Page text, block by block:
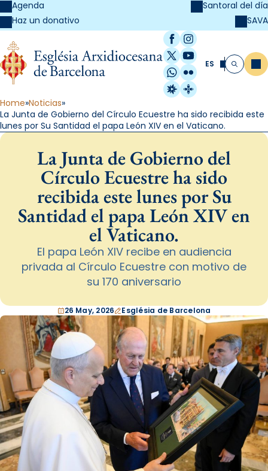
Agenda
Haz un donativo
Santoral del día
SAVA
Facebook
Instagram
X / Twitter
YouTube
WhatsApp
Flickr
Radio Estel
Catalunya
ES Buscar
Home Noticias
La Junta de Gobierno del Círculo Ecuestre ha sido recibida este
lunes por Su Santidad el papa León XIV en el Vaticano.
La Junta de Gobierno del
Círculo Ecuestre ha sido
recibida este lunes por Su
Santidad el papa León XIV en
el Vaticano.
El papa León XIV recibe en audiencia
privada al Círculo Ecuestre con motivo de
su 170 aniversario
26 May, 2026 Església de Barcelona